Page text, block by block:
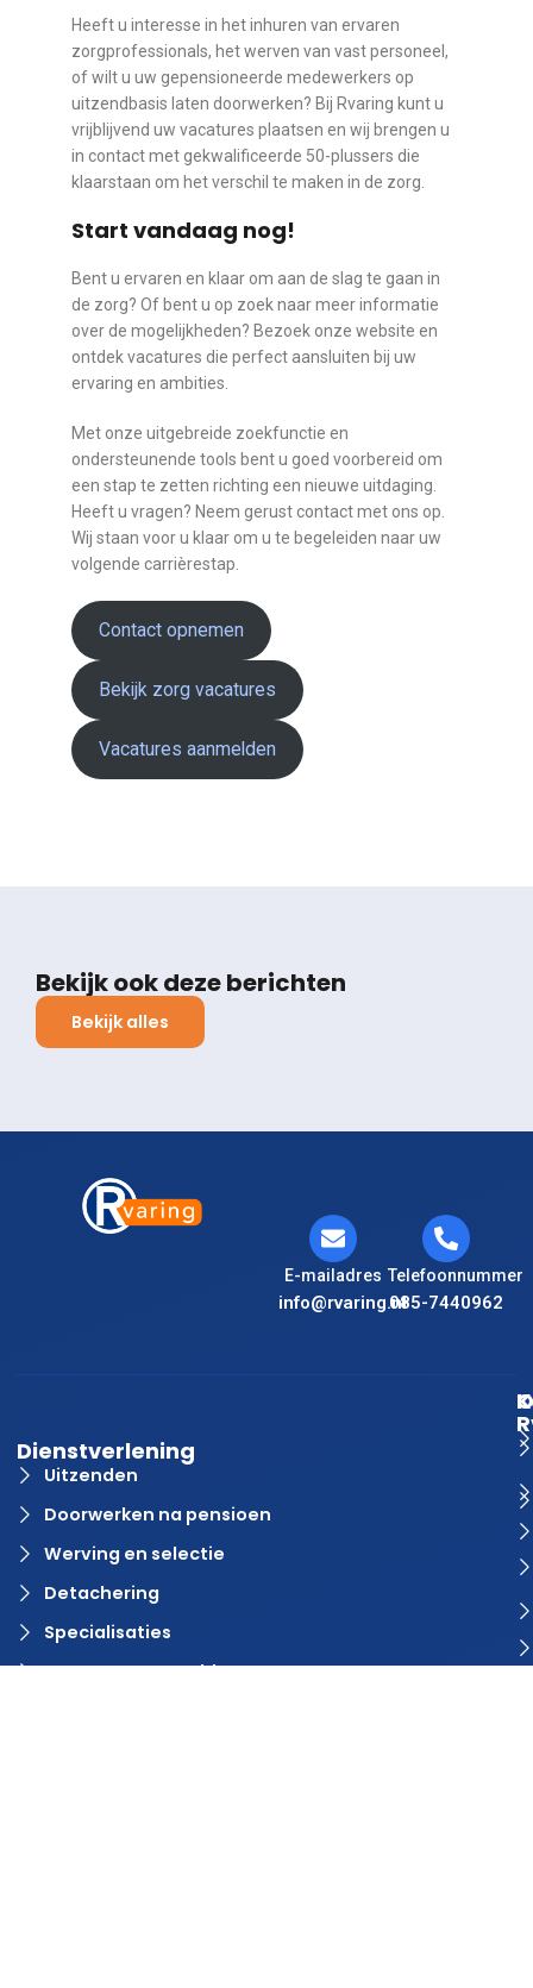
Heeft u interesse in het inhuren van ervaren
zorgprofessionals, het werven van vast personeel,
of wilt u uw gepensioneerde medewerkers op
uitzendbasis laten doorwerken? Bij Rvaring kunt u
vrijblijvend uw vacatures plaatsen en wij brengen u
in contact met gekwalificeerde 50-plussers die
klaarstaan om het verschil te maken in de zorg.
Start vandaag nog!
Bent u ervaren en klaar om aan de slag te gaan in
de zorg? Of bent u op zoek naar meer informatie
over de mogelijkheden? Bezoek onze website en
ontdek vacatures die perfect aansluiten bij uw
ervaring en ambities.
Met onze uitgebreide zoekfunctie en
ondersteunende tools bent u goed voorbereid om
een stap te zetten richting een nieuwe uitdaging.
Heeft u vragen? Neem gerust contact met ons op.
Wij staan voor u klaar om u te begeleiden naar uw
volgende carrièrestap.
Contact opnemen
Bekijk zorg vacatures
Vacatures aanmelden
Bekijk ook deze berichten
Bekijk alles
E-mailadres
info@rvaring.nl
Telefoonnummer
085-7440962
Dienstverlening
Uitzenden
Doorwerken na pensioen
Werving en selectie
Detachering
Specialisaties
Vacature aanmelden?